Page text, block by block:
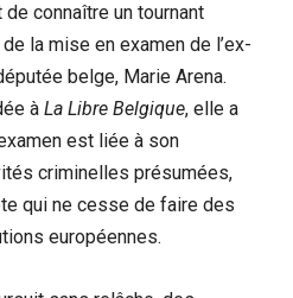
connaître un tournant
la mise en examen de l’ex-
belge, Marie Arena.
à La Libre Belgique, elle a
est liée à son
criminelles présumées,
qui ne cesse de faire des
européennes.